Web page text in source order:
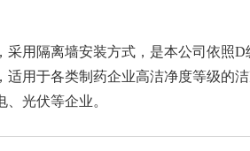
用隔离墙安装方式，是本公司依照D
适用于各类制药企业高洁净度等级的
光伏等企业。